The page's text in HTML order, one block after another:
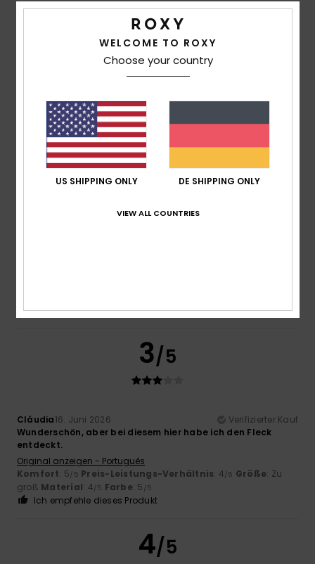
5/5
Original anzeigen - Castellano
Komfort: 5/5 Preis-Leistungs-Verhältnis: 5/5 Größe:
Perfekte GrößeMaterial: 5/5 Farbe
Ich empfehle dieses Produkt
5
Ich empfehle dieses Produkt
3/5
Cláudia16. Juni 2026
Verifizierter Kauf
Wunderschön, aber bei diesem hier habe ich den Fleck
entdeckt.
Original anzeigen - Português
Komfort: 5/5 Preis-Leistungs-Verhältnis: 4/5 Größe: Zu
groß Material: 4/5 Farbe: 5 /5
Ich empfehle dieses Produkt
4/5
WELCOME TO ROXY
Choose your country
US SHIPPING ONLY DE SHIPPING ONLY
VIEW ALL COUNTRIES